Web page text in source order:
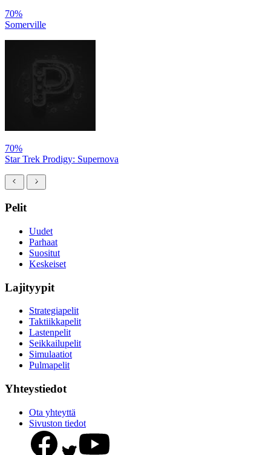
70%
Somerville
70%
Star Trek Prodigy: Supernova
Pelit
Uudet
Parhaat
Suositut
Keskeiset
Lajityypit
Strategiapelit
Taktiikkapelit
Lastenpelit
Seikkailupelit
Simulaatiot
Pulmapelit
Yhteystiedot
Ota yhteyttä
Sivuston tiedot